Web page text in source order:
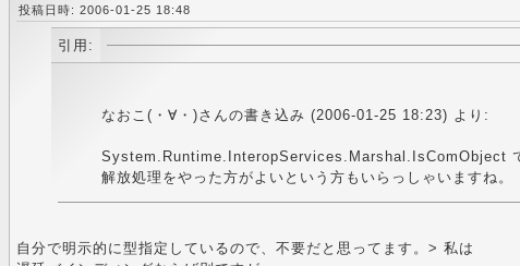
投稿日時: 2006-01-25 18:48
引用:
なおこ(・∀・)さんの書き込み (2006-01-25 18:23) より:
System.Runtime.InteropServices.Marshal.IsComObject
解放処理をやった方がよいという方もいらっしゃいますね。
自分で明示的に型指定しているので、不要だと思ってます。> 私は